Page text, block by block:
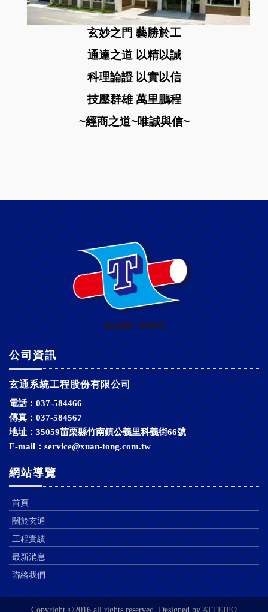
玄妙之門 藝勝於工
通達之道 以精以誠
科理論證 以實以信
技壓群雄 萬里鵬程
~經商之道~唯誠與信~
公司資訊
玄通系統工程股份有限公司
電話：037-584466
傳真：037-584567
地址：35059苗栗縣竹南鎮公義里科義街66號
E-mail： service@xuan-tong.com.tw
網站導覽
首頁
關於玄通
工程實績
最新消息
聯絡我們
Copyright ©2016 all rights reserved. Designed by ATTEIPO